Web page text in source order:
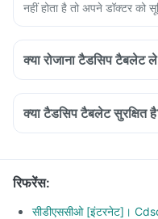
नहीं होता है तो अपने डॉक्टर को
क्या रोजाना टैडसिप टैबलेट
क्या टैडसिप टैबलेट सुरक्षित
रिफरेंस:
सीडीएससीओ [इंटरनेट]।